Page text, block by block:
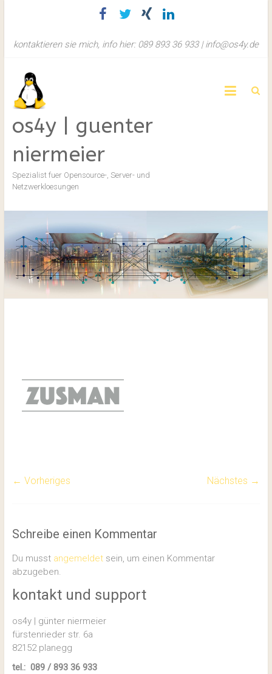
kontaktieren sie mich, info hier: 089 893 36 933 | info@os4y.de
os4y | guenter
niermeier
Spezialist fuer Opensource-, Server- und
Netzwerkloesungen
← Vorheriges Nächstes →
Schreibe einen Kommentar
Du musst angemeldetsein, um einen Kommentar
abzugeben.
kontakt und support
os4y | günter niermeier
fürstenrieder str. 6a
82152 planegg
tel.: 089 / 893 36 933